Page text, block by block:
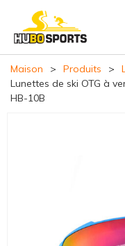
Maison > Produits >
Lunettes de ski OTG à
HB-10B